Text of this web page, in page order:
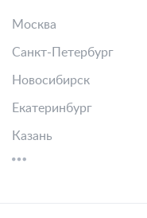
Москва
Санкт-Петербург
Новосибирск
Екатеринбург
Казань